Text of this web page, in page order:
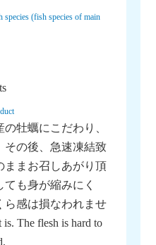
(fish species of main
牡蠣にこだわり、
その後、急速凍結致
ままお召しあがり頂
も身が縮みにく
ら感は損なわれませ
is. The flesh is hard to